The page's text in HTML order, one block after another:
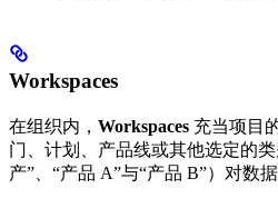
Workspaces
在组织内， Workspaces 充当项目
门、计划、产品线或其他选定的
产”、“产品 A”与“产品 B”）对数